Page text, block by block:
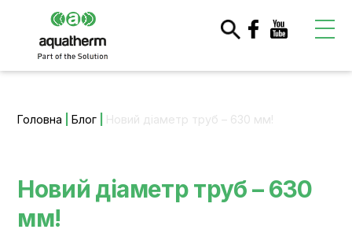
Головна |Блог Новий діаметр труб – 630 мм!
Новий діаметр труб – 630
мм!